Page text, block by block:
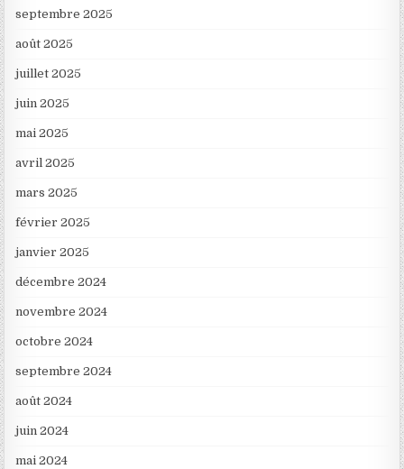
septembre 2025
août 2025
juillet 2025
juin 2025
mai 2025
avril 2025
mars 2025
février 2025
janvier 2025
décembre 2024
novembre 2024
octobre 2024
septembre 2024
août 2024
juin 2024
mai 2024